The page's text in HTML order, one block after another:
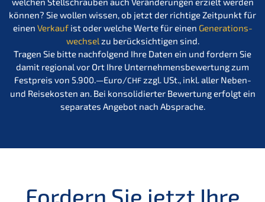
können? Sie wollen wissen, ob jetzt der richti­ge Zeitpunkt für
einen Verkauf ist oder welche Werte für einen Generations­
wechsel zu berück­sich­ti­gen sind.
Tragen Sie bitte nachfol­gend Ihre Daten ein und fordern Sie
damit regio­nal vor Ort Ihre Unter­neh­mens­be­wer­tung zum
Festpreis von 5.900.—Euro/CHFzzgl. USt., inkl. aller Neben-
und Reise­kos­ten an. Bei konso­li­dier­ter Bewer­tung erfolgt ein
separa­tes Angebot nach Absprache.
Fordern Sie jetzt Ihre